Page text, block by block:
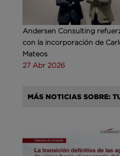
Andersen Consulting
con la incorporación de
Mateos
27 Abr 2026
MÁS NOTICIAS SOBRE: